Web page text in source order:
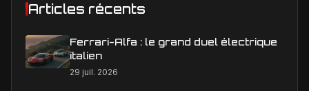
Articles récents
Ferrari-Alfa : le grand duel électrique
italien
29 juil. 2026